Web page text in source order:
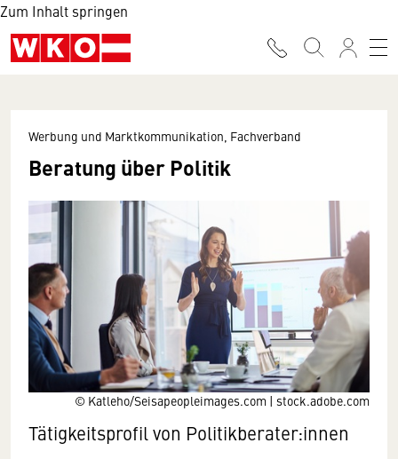
Zum Inhalt springen
© Katleho/Seisapeopleimages.com | stock.adobe.com
Werbung und Marktkommunikation, Fachverband
Beratung über Politik
Tätigkeitsprofil von Politikberater:innen